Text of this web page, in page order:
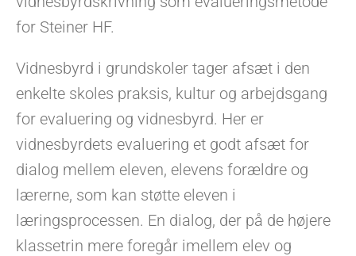
for Steiner HF.
Vidnesbyrd i grundskoler tager afsæt i den
enkelte skoles praksis, kultur og arbejdsgang
for evaluering og vidnesbyrd. Her er
vidnesbyrdets evaluering et godt afsæt for
dialog mellem eleven, elevens forældre og
lærerne, som kan støtte eleven i
læringsprocessen. En dialog, der på de højere
klassetrin mere foregår imellem elev og